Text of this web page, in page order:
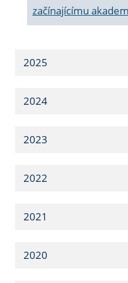
začínajícímu
2025
2024
2023
2022
2021
2020